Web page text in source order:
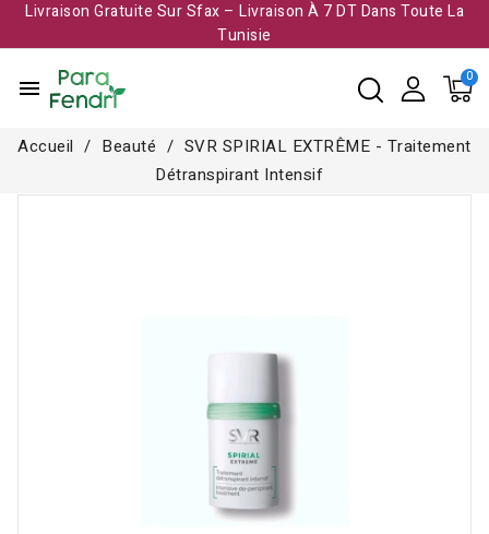
Livraison Gratuite Sur Sfax – Livraison À 7 DT Dans Toute La
Tunisie​
menu
Accueil Beauté
SVR SPIRIAL EXTRÊME - Traitement
Détranspirant Intensif